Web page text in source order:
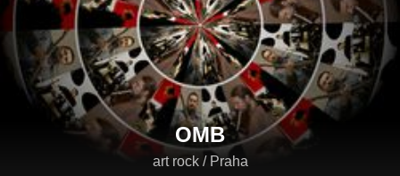
OMB
art rock / Praha